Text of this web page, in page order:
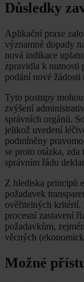
Důsledky
Aplikační praxe
významné dopady
nová indikace
zpravidla k nutnosti
podání nové žádosti
Tyto postupy
zvýšení
správních orgánů.
jelikož uvedení
podmíněny
se proto otázka,
správním řádu
Z hlediska principů
požadavek
ověřitelných kritérií.
procesní zastavení
požadavkům,
věcných
Možné